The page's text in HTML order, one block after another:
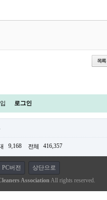
로그인
9,168 전체 416,357
PC버전
상단으로
Association All rights reserved.